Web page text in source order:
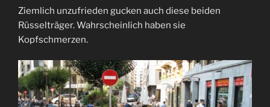
Ziemlich unzufrieden gucken auch diese beiden
Rüsselträger. Wahrscheinlich haben sie
Kopfschmerzen.